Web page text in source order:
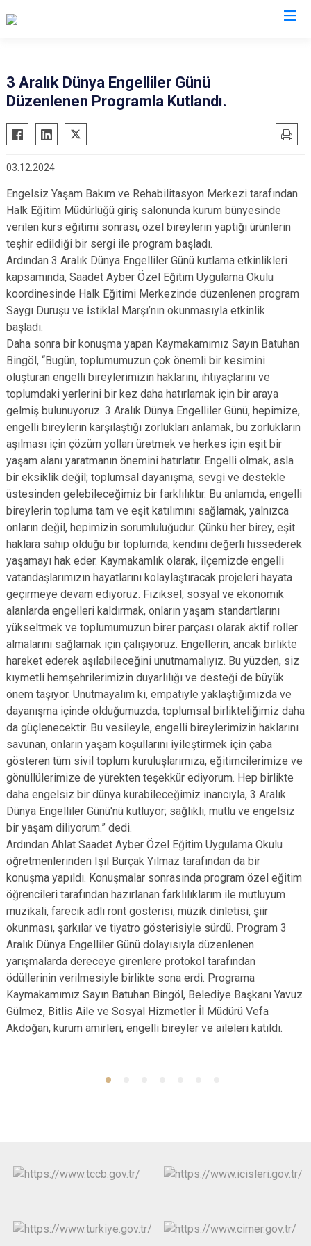
Adilcevaz
Ahlat
Hizan
Mutki
Tatvan
3 Aralık Dünya Engelliler Günü
Düzenlenen Programla Kutlandı.
03.12.2024
Engelsiz Yaşam Bakım ve Rehabilitasyon Merkezi tarafından
Halk Eğitim Müdürlüğü giriş salonunda kurum bünyesinde
verilen kurs eğitimi sonrası, özel bireylerin yaptığı ürünlerin
teşhir edildiği bir sergi ile program başladı.
Ardından 3 Aralık Dünya Engelliler Günü kutlama etkinlikleri
kapsamında, Saadet Ayber Özel Eğitim Uygulama Okulu
koordinesinde Halk Eğitimi Merkezinde düzenlenen program
Saygı Duruşu ve İstiklal Marşı’nın okunmasıyla etkinlik
başladı.
Daha sonra bir konuşma yapan Kaymakamımız Sayın Batuhan
Bingöl, “Bugün, toplumumuzun çok önemli bir kesimini
oluşturan engelli bireylerimizin haklarını, ihtiyaçlarını ve
toplumdaki yerlerini bir kez daha hatırlamak için bir araya
gelmiş bulunuyoruz. 3 Aralık Dünya Engelliler Günü, hepimize,
engelli bireylerin karşılaştığı zorlukları anlamak, bu zorlukların
aşılması için çözüm yolları üretmek ve herkes için eşit bir
yaşam alanı yaratmanın önemini hatırlatır. Engelli olmak, asla
bir eksiklik değil; toplumsal dayanışma, sevgi ve destekle
üstesinden gelebileceğimiz bir farklılıktır. Bu anlamda, engelli
bireylerin topluma tam ve eşit katılımını sağlamak, yalnızca
onların değil, hepimizin sorumluluğudur. Çünkü her birey, eşit
haklara sahip olduğu bir toplumda, kendini değerli hissederek
yaşamayı hak eder. Kaymakamlık olarak, ilçemizde engelli
vatandaşlarımızın hayatlarını kolaylaştıracak projeleri hayata
geçirmeye devam ediyoruz. Fiziksel, sosyal ve ekonomik
alanlarda engelleri kaldırmak, onların yaşam standartlarını
yükseltmek ve toplumumuzun birer parçası olarak aktif roller
almalarını sağlamak için çalışıyoruz. Engellerin, ancak birlikte
hareket ederek aşılabileceğini unutmamalıyız. Bu yüzden, siz
kıymetli hemşehrilerimizin duyarlılığı ve desteği de büyük
önem taşıyor. Unutmayalım ki, empatiyle yaklaştığımızda ve
dayanışma içinde olduğumuzda, toplumsal birlikteliğimiz daha
da güçlenecektir. Bu vesileyle, engelli bireylerimizin haklarını
savunan, onların yaşam koşullarını iyileştirmek için çaba
gösteren tüm sivil toplum kuruluşlarımıza, eğitimcilerimize ve
gönüllülerimize de yürekten teşekkür ediyorum. Hep birlikte
daha engelsiz bir dünya kurabileceğimiz inancıyla, 3 Aralık
Dünya Engelliler Günü'nü kutluyor; sağlıklı, mutlu ve engelsiz
bir yaşam diliyorum.” dedi.
Ardından Ahlat Saadet Ayber Özel Eğitim Uygulama Okulu
öğretmenlerinden Işıl Burçak Yılmaz tarafından da bir
konuşma yapıldı. Konuşmalar sonrasında program özel eğitim
öğrencileri tarafından hazırlanan farklılıklarım ile mutluyum
müzikali, farecik adlı ront gösterisi, müzik dinletisi, şiir
okunması, şarkılar ve tiyatro gösterisiyle sürdü. Program 3
Aralık Dünya Engelliler Günü dolayısıyla düzenlenen
yarışmalarda dereceye girenlere protokol tarafından
ödüllerinin verilmesiyle birlikte sona erdi. Programa
Kaymakamımız Sayın Batuhan Bingöl, Belediye Başkanı Yavuz
Gülmez, Bitlis Aile ve Sosyal Hizmetler İl Müdürü Vefa
Akdoğan, kurum amirleri, engelli bireyler ve aileleri katıldı.